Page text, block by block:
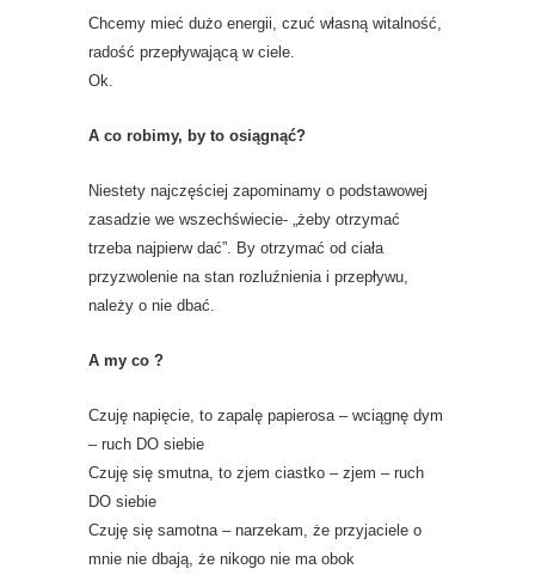
Chcemy mieć dużo energii, czuć własną witalność,
radość przepływającą w ciele.
Ok.
A co robimy, by to osiągnąć?
Niestety najczęściej zapominamy o podstawowej
zasadzie we wszechświecie- „żeby otrzymać
trzeba najpierw dać”. By otrzymać od ciała
przyzwolenie na stan rozluźnienia i przepływu,
należy o nie dbać.
A my co ?
Czuję napięcie, to zapalę papierosa – wciągnę dym
– ruch DO siebie
Czuję się smutna, to zjem ciastko – zjem – ruch
DO siebie
Czuję się samotna – narzekam, że przyjaciele o
mnie nie dbają, że nikogo nie ma obok